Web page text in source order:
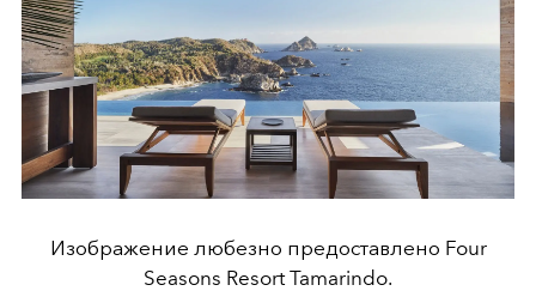
Изображение любезно предоставлено Four
Seasons Resort Tamarindo.